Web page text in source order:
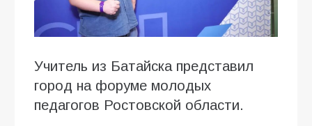
Учитель из Батайска представил
город на форуме молодых
педагогов Ростовской области.